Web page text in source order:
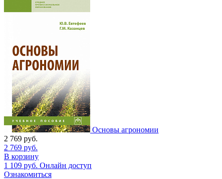
Основы агрономии
2 769 руб.
2 769 руб.
В корзину
1 109 руб. Онлайн доступ
Ознакомиться